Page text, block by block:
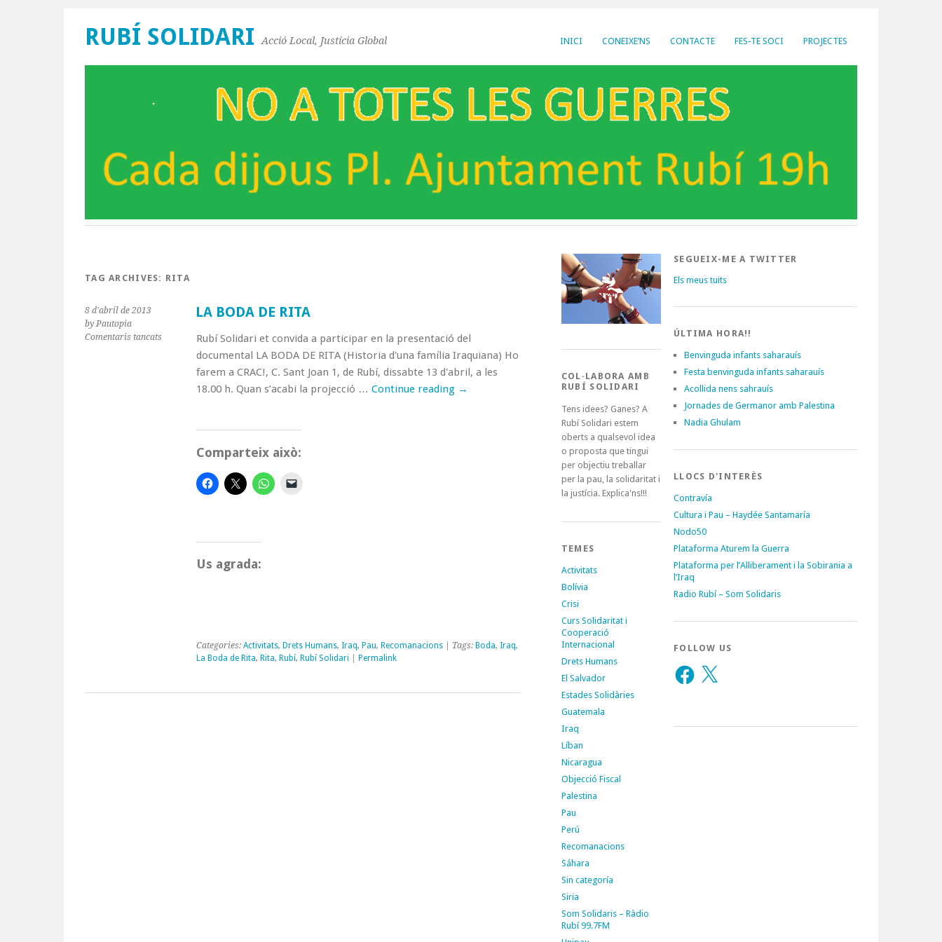
INICI CONEIXE’NS CONTACTE FES-TE SOCI PROJECTES
RUBÍ SOLIDARI Acció Local, Justícia Global
TAG ARCHIVES: RITA
8 d'abril de 2013
by Pautopia
Comentaris tancatsa
LA BODA DE RITA
Rubí Solidari et convida a participar en la presentació del
documental LA BODA DE RITA (Historia d'una família Iraquiana) Ho
farem a CRAC!, C. Sant Joan 1, de Rubí, dissabte 13 d'abril, a les
18.00 h. Quan s’acabi la projecció … Continue reading →
Comparteix això:
Us agrada:
Categories: Activitats, Drets Humans, Iraq, Pau, Recomanacions| Tags: Boda, Iraq,
La Boda de Rita, Rita, Rubí, Rubí Solidari Permalink
COL·LABORA AMB
RUBÍ SOLIDARI
Tens idees? Ganes? A
Rubí Solidari estem
oberts a qualsevol idea
o proposta que tingui
per objectiu treballar
per la pau, la solidaritat i
la justícia. Explica'ns!!!
TEMES
Activitats
Bolívia
Crisi
Curs Solidaritat i
Cooperació
Internacional
Drets Humans
El Salvador
Estades Solidàries
Guatemala
Iraq
Líban
Nicaragua
Objecció Fiscal
Palestina
Pau
Perú
Recomanacions
Sáhara
Sin categoría
Siria
Som Solidaris – Ràdio
Rubí 99.7FM
SEGUEIX-ME A TWITTER
Els meus tuits
ÚLTIMA HORA!!
Benvinguda infants saharauís
Festa benvinguda infants saharauís
Acollida nens sahrauís
Jornades de Germanor amb Palestina
Nadia Ghulam
LLOCS D'INTERÈS
Contravía
Cultura i Pau – Haydée Santamaría
Nodo50
Plataforma Aturem la Guerra
Plataforma per l’Alliberament i la Sobirania a
l’Iraq
Radio Rubí – Som Solidaris
FOLLOW US
Facebook
X